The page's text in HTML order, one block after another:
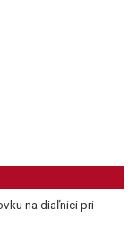
na diaľnici pri